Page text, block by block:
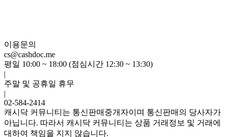
이용문의
cs@cashdoc.me
평일 10:00 ~ 18:00 (점심시간 12:30 ~ 13:30)
|
주말 및 공휴일 휴무
|
02-584-2414
캐시닥 커뮤니티는 통신판매중개자이며 통신판매의 당사자가
아닙니다. 따라서 캐시닥 커뮤니티는 상품 거래정보 및 거래에
대하여 책임을 지지 않습니다.